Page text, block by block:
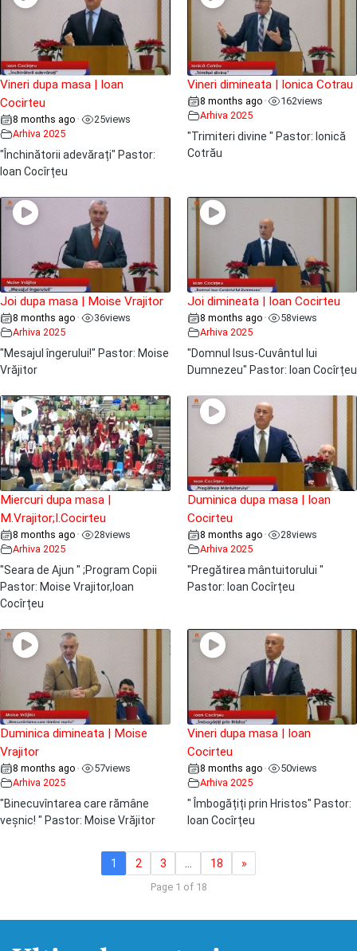
Vineri dupa masa | Ioan
Cocirteu
8 months ago • 25views
Arhiva 2025
"Închinătorii adevărați" Pastor:
Ioan Cocîrțeu
Vineri dimineata | Ionica Cotrau
8 months ago • 162views
Arhiva 2025
"Trimiteri divine " Pastor: Ionică
Cotrău
Joi dupa masa | Moise Vrajitor
8 months ago • 36views
Arhiva 2025
"Mesajul îngerului!" Pastor: Moise
Vrăjitor
Joi dimineata | Ioan Cocirteu
8 months ago • 58views
Arhiva 2025
"Domnul Isus-Cuvântul lui
Dumnezeu" Pastor: Ioan Cocîrțeu
Miercuri dupa masa |
M.Vrajitor;I.Cocirteu
8 months ago • 28views
Arhiva 2025
"Seara de Ajun " ;Program Copii
Pastor: Moise Vrajitor,Ioan
Cocîrțeu
Duminica dupa masa | Ioan
Cocirteu
8 months ago • 28views
Arhiva 2025
"Pregătirea mântuitorului "
Pastor: Ioan Cocîrțeu
Duminica dimineata | Moise
Vrajitor
8 months ago • 57views
Arhiva 2025
"Binecuvîntarea care rămâne
veșnic! " Pastor: Moise Vrăjitor
Vineri dupa masa | Ioan
Cocirteu
8 months ago • 50views
Arhiva 2025
" Îmbogățiți prin Hristos" Pastor:
Ioan Cocîrțeu
1 2 3 18 »
Page 1 of 18